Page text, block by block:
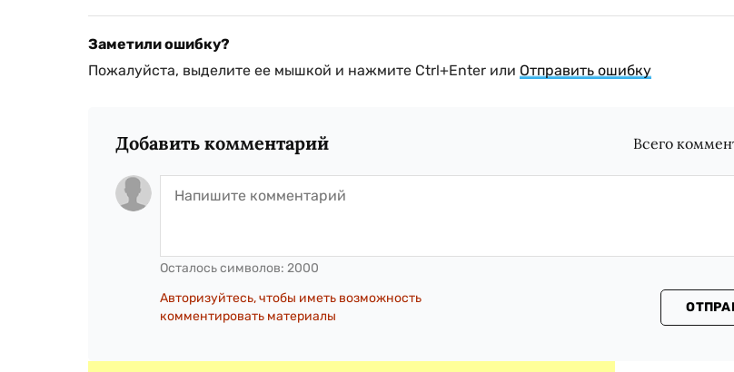
Заметили ошибку?
Пожалуйста, выделите ее мышкой и нажмите Ctrl+Enter или Отправить ошибку
Добавить комментарий Всего
Осталось символов: 2000
Авторизуйтесь, чтобы иметь возможность
комментировать материалы